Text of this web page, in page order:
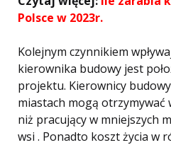
Polsce w 2023r.
Kolejnym czynnikiem
kierownika budowy jest
projektu. Kierownicy
miastach mogą otrzymywać
niż pracujący w mniejszych
wsi . Ponadto koszt życia w